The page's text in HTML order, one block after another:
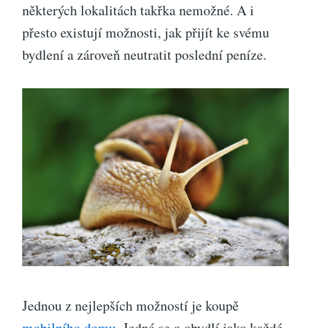
některých lokalitách takřka nemožné. A i
přesto existují možnosti, jak přijít ke svému
bydlení a zároveň neutratit poslední peníze.
Jednou z nejlepších možností je koupě